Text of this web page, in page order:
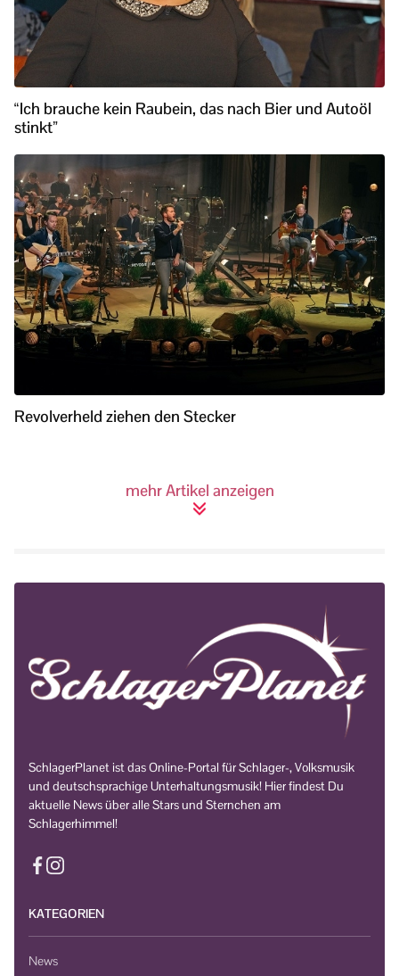
“Ich brauche kein Raubein, das nach Bier und Autoöl
stinkt”
Revolverheld ziehen den Stecker
mehr Artikel anzeigen
SchlagerPlanet ist das Online-Portal für Schlager-, Volksmusik
und deutschsprachige Unterhaltungsmusik! Hier findest Du
aktuelle News über alle Stars und Sternchen am
Schlagerhimmel!
KATEGORIEN
News